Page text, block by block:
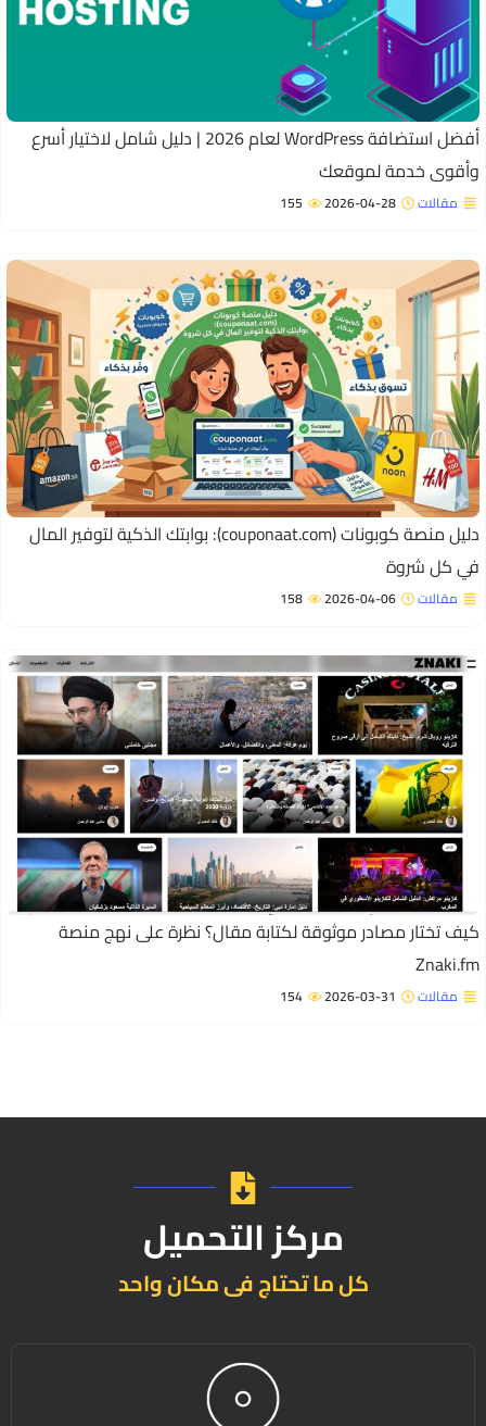
أفضل استضافة WordPress لعام 2026 | دليل شامل لاختيار أسرع
خدمة لموقعك
مقالات 2026-04-28
155
دليل منصة كوبونات (couponaat.com): بوابتك الذكية لتوفير المال
كل شروة
مقالات 2026-04-06
158
تختار مصادر موثوقة لكتابة مقال؟ نظرة على نهج منصة
مقالات 2026-03-31
154
مركز التحميل
كل ما تحتاج فى مكان واحد